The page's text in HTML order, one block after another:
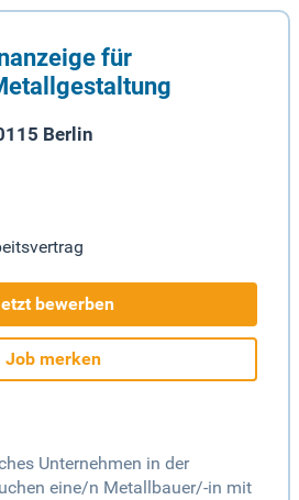
für
Berlin
bewerben
Job merken
Unternehmen in der
eine/n Metallbauer/-in mit